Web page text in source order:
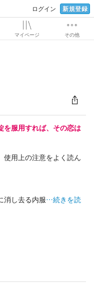
ログイン 新規登録
マイページ その他
を服用すれば、その恋は
使用上の注意をよく読ん
消し去る内服…続きを読